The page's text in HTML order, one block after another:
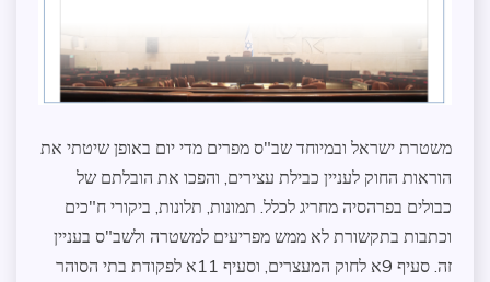
משטרת ישראל ובמיוחד שב"ס מפרים מדי יום באופן שיטתי את
הוראות החוק לעניין כבילת עצירים, והפכו את הובלתם של
כבולים בפרהסיה מחריג לכלל. תמונות, תלונות, ביקורי ח"כים
וכתבות בתקשורת לא ממש מפריעים למשטרה ולשב"ס בעניין
זה. סעיף 9א לחוק המעצרים, וסעיף 11א לפקודת בתי הסוהר